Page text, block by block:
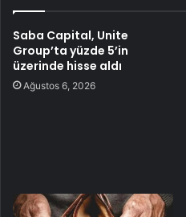
Saba Capital, Unite
Group’ta yüzde 5’in
üzerinde hisse aldı
Ağustos 6, 2026